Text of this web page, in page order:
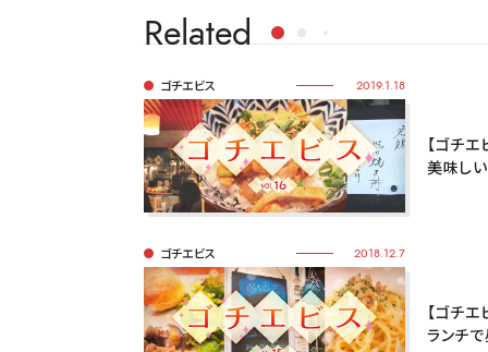
Related
ゴチエビス 2019.1.18
【ゴチ
美味し
ゴチエビス 2018.12.7
【ゴチ
ランチで